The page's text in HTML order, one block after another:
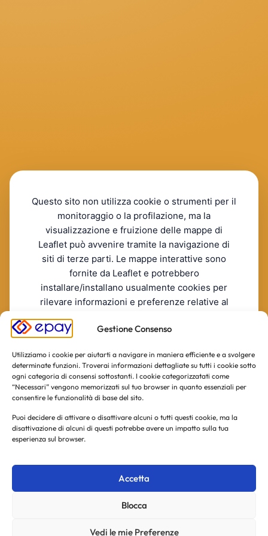
Gestione Consenso
Utilizziamo i cookie per aiutarti a navigare in maniera efficiente e a svolgere
determinate funzioni. Troverai informazioni dettagliate su tutti i cookie sotto
ogni categoria di consensi sottostanti. I cookie categorizzatati come
“Necessari” vengono memorizzati sul tuo browser in quanto essenziali per
consentire le funzionalità di base del sito.
Puoi decidere di attivare o disattivare alcuni o tutti questi cookie, ma la
disattivazione di alcuni di questi potrebbe avere un impatto sulla tua
esperienza sul browser.
Accetta
Blocca
Vedi le mie Preferenze
Questo sito non utilizza cookie o strumenti per il
monitoraggio o la profilazione, ma la
visualizzazione e fruizione delle mappe di
Leaflet può avvenire tramite la navigazione di
siti di terze parti. Le mappe interattive sono
fornite da Leaflet e potrebbero
installare/installano usualmente cookies per
rilevare informazioni e preferenze relative al
RIFIUTO
ACCONSENTO
La invitiamo a consultare le informazioni sulla privacy policy
di Leaflet incluse nella informativa estesa. [Leaflet's Privacy
Policy]